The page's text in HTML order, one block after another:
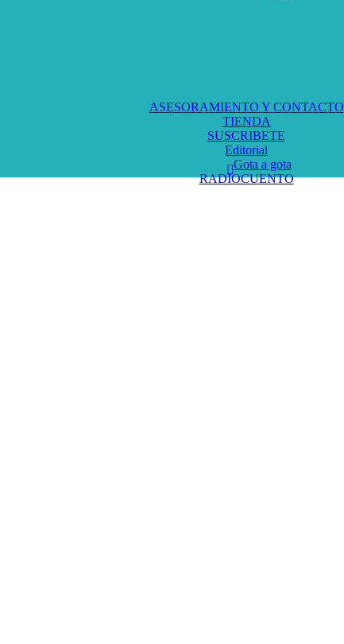
ASESORAMIENTO Y CONTACTO
TIENDA
SUSCRIBETE
Editorial
Gota a gota
RADIOCUENTO